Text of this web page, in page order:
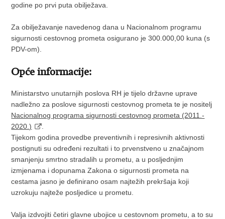
godine po prvi puta obilježava.
Za obilježavanje navedenog dana u Nacionalnom programu
sigurnosti cestovnog prometa osigurano je 300.000,00 kuna (s
PDV-om).
Opće informacije:
Ministarstvo unutarnjih poslova RH je tijelo državne uprave
nadležno za poslove sigurnosti cestovnog prometa te je nositelj
Nacionalnog programa sigurnosti cestovnog prometa (2011.-
2020.)
Tijekom godina provedbe preventivnih i represivnih aktivnosti
postignuti su određeni rezultati i to prvenstveno u značajnom
smanjenju smrtno stradalih u prometu, a u posljednjim
izmjenama i dopunama Zakona o sigurnosti prometa na
cestama jasno je definirano osam najtežih prekršaja koji
uzrokuju najteže posljedice u prometu.
Valja izdvojiti četiri glavne ubojice u cestovnom prometu, a to su